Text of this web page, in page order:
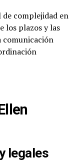
complejidad en
los plazos y las
comunicación
legales